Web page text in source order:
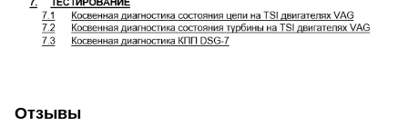
Отзывы